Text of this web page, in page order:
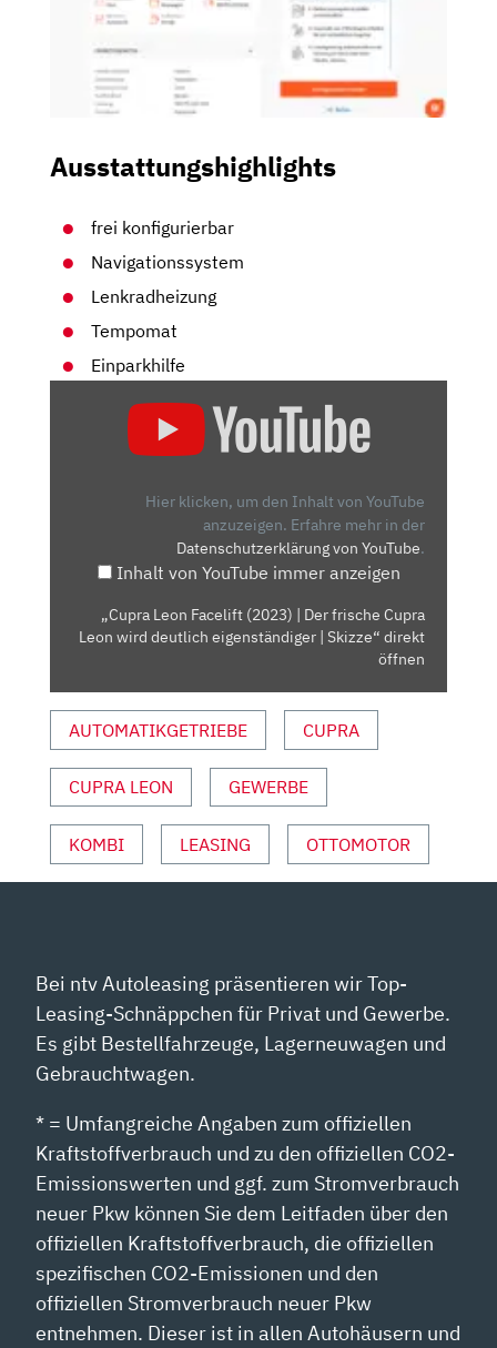
Ausstattungshighlights
frei konfigurierbar
Navigationssystem
Lenkradheizung
Tempomat
Einparkhilfe
CUPRA
WIRD
|
SKIZZE“
VON
YOUTUBE
Hier klicken, um den Inhalt von YouTube
anzuzeigen. Erfahre mehr in der
Datenschutzerklärung von YouTube.
Inhalt von YouTube immer anzeigen
„Cupra Leon Facelift (2023) | Der frische Cupra
Leon wird deutlich eigenständiger | Skizze“ direkt
öffnen
AUTOMATIKGETRIEBE CUPRA
CUPRA LEON GEWERBE
KOMBI LEASING OTTOMOTOR
Bei ntv Autoleasing präsentieren wir Top-
Leasing-Schnäppchen für Privat und Gewerbe.
Es gibt Bestellfahrzeuge, Lagerneuwagen und
Gebrauchtwagen.
* = Umfangreiche Angaben zum offiziellen
Kraftstoffverbrauch und zu den offiziellen CO2-
Emissionswerten und ggf. zum Stromverbrauch
neuer Pkw können Sie dem Leitfaden über den
offiziellen Kraftstoffverbrauch, die offiziellen
spezifischen CO2-Emissionen und den
offiziellen Stromverbrauch neuer Pkw
entnehmen. Dieser ist in allen Autohäusern und